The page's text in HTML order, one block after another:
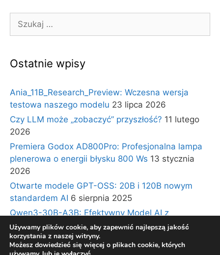
Szukaj:
Ostatnie wpisy
Ania_11B_Research_Preview: Wczesna wersja
testowa naszego modelu 23 lipca 2026
Czy LLM może „zobaczyć” przyszłość? 11 lutego
2026
Premiera Godox AD800Pro: Profesjonalna lampa
plenerowa o energii błysku 800 Ws 13 stycznia
2026
Otwarte modele GPT-OSS: 20B i 120B nowym
standardem AI 6 sierpnia 2025
Qwen3-30B-A3B: Efektywny Model AI z
Architekturą Ekspertów i Długim Kontekstem 30
lipca 2025
Używamy plików cookie, aby zapewnić najlepszą jakość
korzystania z naszej witryny.
Możesz dowiedzieć się więcej o plikach cookie, których